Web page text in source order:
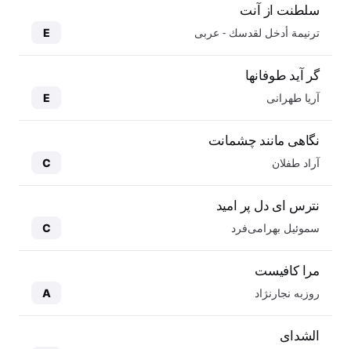
سلطنت از آنت
ترنيمة أدخل لقدسك - عربی E
گر آید طوفانها
آریا طهرانی E
نگاهی مانند چشمانت
آراد طفلان C
نترس ای دل پر امید
سموئیل بهرامی‌فرد C
مرا کافیست
روزبه نجارنژاد A
الشدای